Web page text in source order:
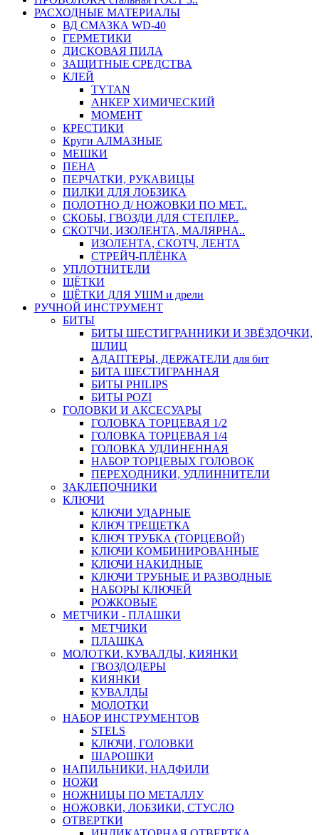
РАСХОДНЫЕ МАТЕРИАЛЫ
ВД СМАЗКА WD-40
ГЕРМЕТИКИ
ДИСКОВАЯ ПИЛА
ЗАЩИТНЫЕ СРЕДСТВА
КЛЕЙ
TYTAN
АНКЕР ХИМИЧЕСКИЙ
МОМЕНТ
КРЕСТИКИ
Круги АЛМАЗНЫЕ
МЕШКИ
ПЕНА
ПЕРЧАТКИ, РУКАВИЦЫ
ПИЛКИ ДЛЯ ЛОБЗИКА
ПОЛОТНО Д/ НОЖОВКИ ПО МЕТ..
СКОБЫ, ГВОЗДИ ДЛЯ СТЕПЛЕР..
СКОТЧИ, ИЗОЛЕНТА, МАЛЯРНА..
ИЗОЛЕНТА, СКОТЧ, ЛЕНТА
СТРЕЙЧ-ПЛЁНКА
УПЛОТНИТЕЛИ
ЩЁТКИ
ЩЁТКИ ДЛЯ УШМ и дрели
РУЧНОЙ ИНСТРУМЕНТ
БИТЫ
БИТЫ ШЕСТИГРАННИКИ И ЗВЁЗДОЧКИ,
ШЛИЦ
АДАПТЕРЫ, ДЕРЖАТЕЛИ для бит
БИТА ШЕСТИГРАННАЯ
БИТЫ PHILIPS
БИТЫ POZI
ГОЛОВКИ И АКСЕСУАРЫ
ГОЛОВКА ТОРЦЕВАЯ 1/2
ГОЛОВКА ТОРЦЕВАЯ 1/4
ГОЛОВКА УДЛИНЕННАЯ
НАБОР ТОРЦЕВЫХ ГОЛОВОК
ПЕРЕХОДНИКИ, УДЛИННИТЕЛИ
ЗАКЛЕПОЧНИКИ
КЛЮЧИ
КЛЮЧИ УДАРНЫЕ
КЛЮЧ ТРЕЩЕТКА
КЛЮЧ ТРУБКА (ТОРЦЕВОЙ)
КЛЮЧИ КОМБИНИРОВАННЫЕ
КЛЮЧИ НАКИДНЫЕ
КЛЮЧИ ТРУБНЫЕ И РАЗВОДНЫЕ
НАБОРЫ КЛЮЧЕЙ
РОЖКОВЫЕ
МЕТЧИКИ - ПЛАШКИ
МЕТЧИКИ
ПЛАШКА
МОЛОТКИ, КУВАЛДЫ, КИЯНКИ
ГВОЗДОДЕРЫ
КИЯНКИ
КУВАЛДЫ
МОЛОТКИ
НАБОР ИНСТРУМЕНТОВ
STELS
КЛЮЧИ, ГОЛОВКИ
ШАРОШКИ
НАПИЛЬНИКИ, НАДФИЛИ
НОЖИ
НОЖНИЦЫ ПО МЕТАЛЛУ
НОЖОВКИ, ЛОБЗИКИ, СТУСЛО
ОТВЕРТКИ